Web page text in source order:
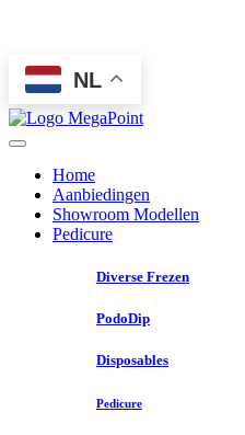
NL
Home
Aanbiedingen
Showroom Modellen
Pedicure
Diverse Frezen
PodoDip
Disposables
Pedicure